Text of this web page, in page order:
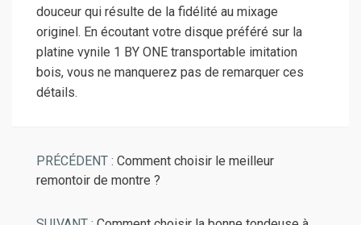
douceur qui résulte de la fidélité au mixage
originel. En écoutant votre disque préféré sur la
platine vynile 1 BY ONE transportable imitation
bois, vous ne manquerez pas de remarquer ces
détails.
PRÉCÉDENT : Comment choisir le meilleur
remontoir de montre ?